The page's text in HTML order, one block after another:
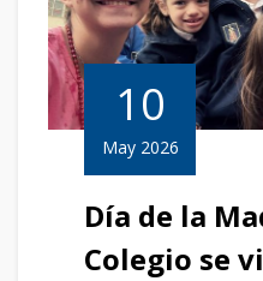
10
May 2026
Día de la
Colegio se